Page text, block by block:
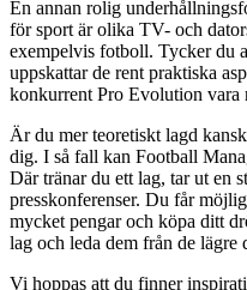
En annan rolig
för sport är olika TV- och
exempelvis fotboll. Tycker du
uppskattar de rent praktiska
konkurrent Pro Evolution vara
Är du mer teoretiskt lagd
dig. I så fall kan Football
Där tränar du ett lag, tar ut en
presskonferenser. Du får
mycket pengar och köpa ditt
lag och leda dem från de
Vi hoppas att du finner